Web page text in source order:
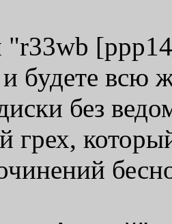
"r33wb
будете всю
без
грех,